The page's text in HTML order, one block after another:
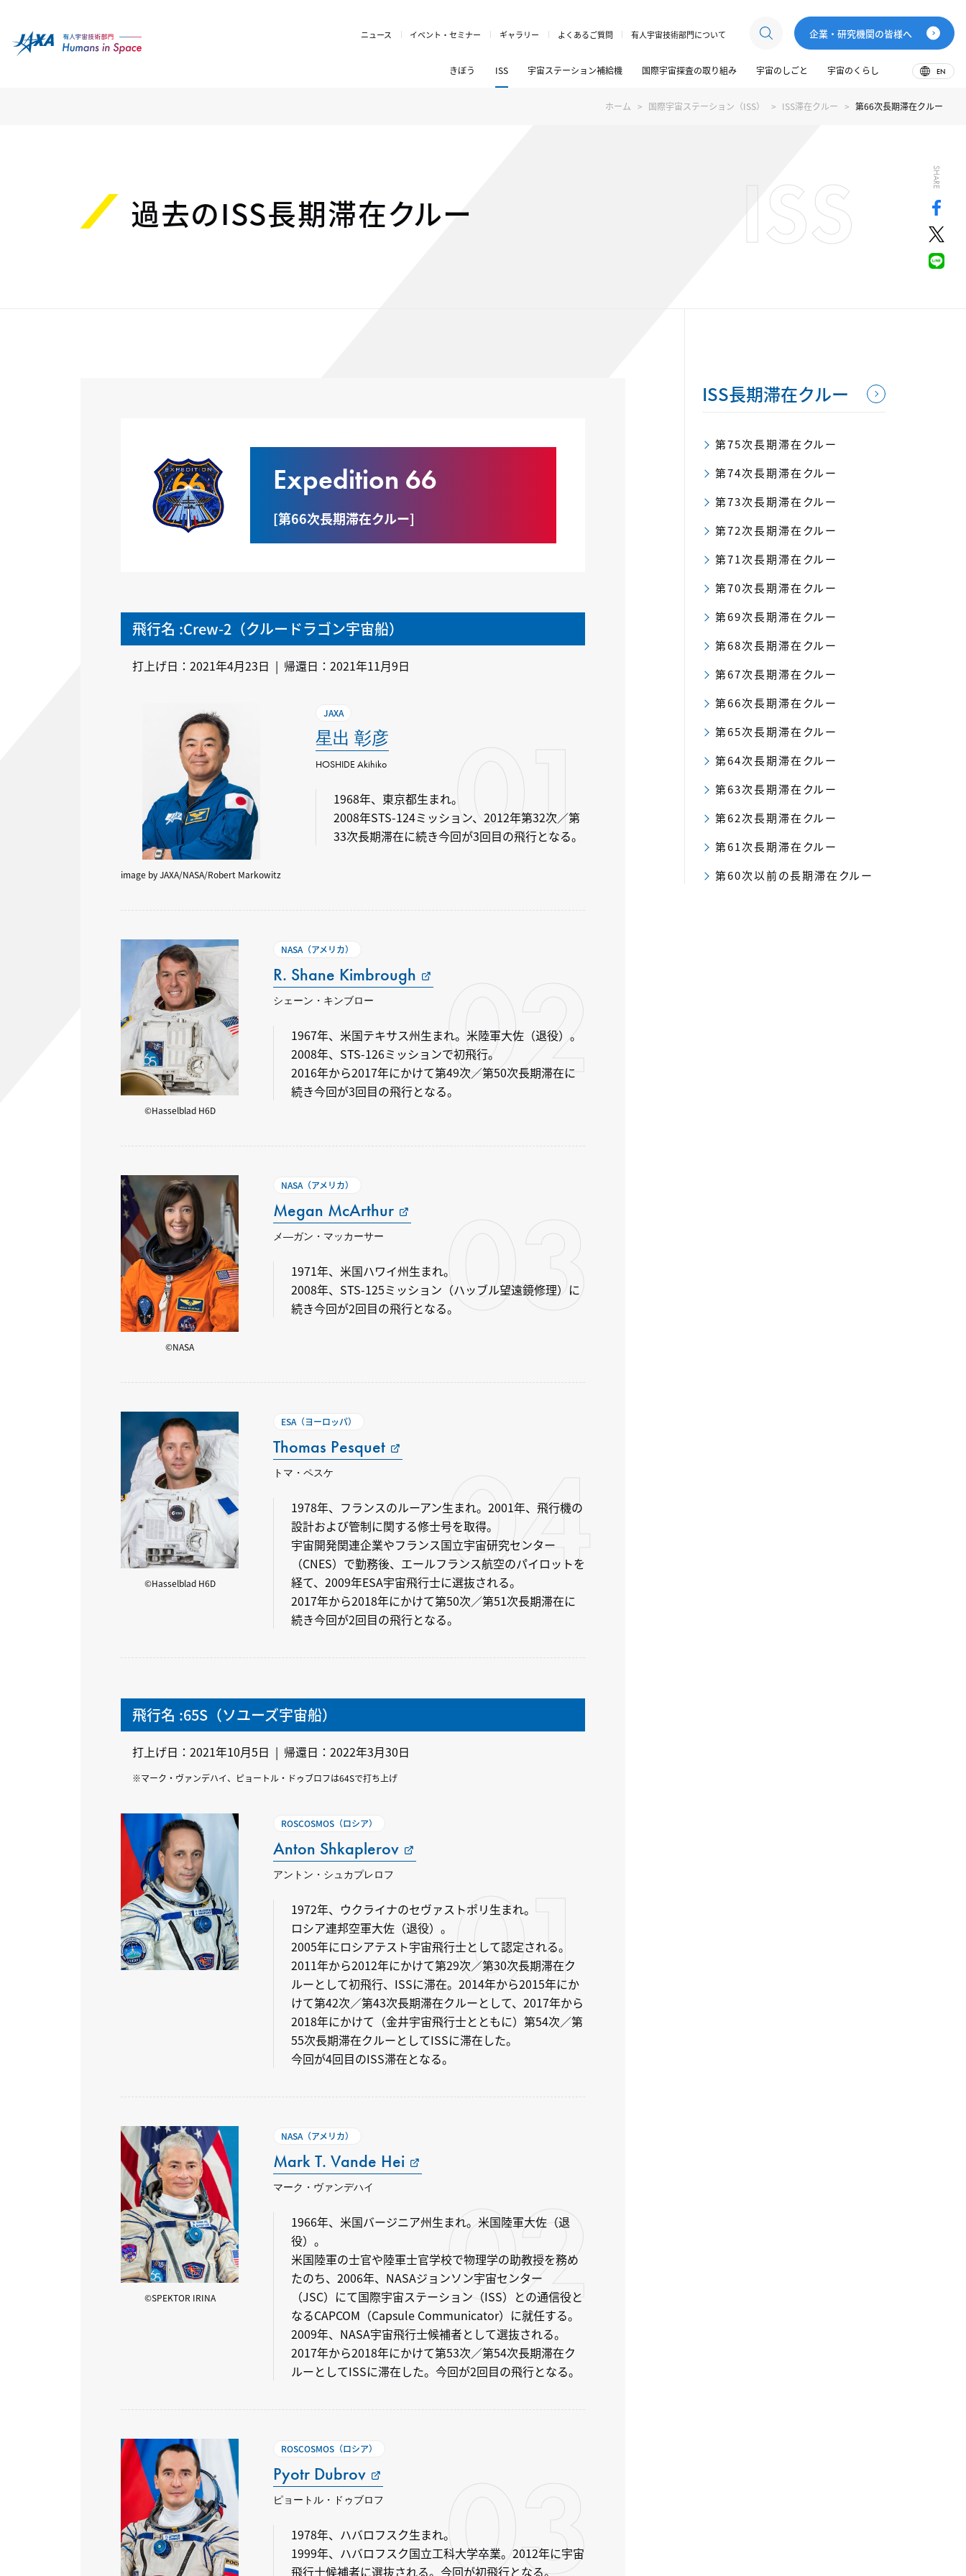
ニュース イベント・セミナー ギャラリー よくあるご質問 有人宇宙技術部門について 企業・研究機関の皆様へ
きぼう ISS 宇宙ステーション補給機 国際宇宙探査の取り組み 宇宙のしごと 宇宙のくらし EN
ホーム 国際宇宙ステーション（ISS） ISS滞在クルー 第66次長期滞在クルー
過去のISS長期滞在クルー ISS SHARE
Expedition 66
[第66次長期滞在クルー]
飛行名 :Crew-2（クルードラゴン宇宙船）
打上げ日：2021年4月23日 | 帰還日：2021年11月9日
image by JAXA/NASA/Robert Markowitz
JAXA
星出 彰彦
HOSHIDE Akihiko
1968年、東京都生まれ。
2008年STS-124ミッション、2012年第32次／第
33次長期滞在に続き今回が3回目の飛行となる。
01
©Hasselblad H6D
NASA（アメリカ）
R. Shane Kimbrough
シェーン・キンブロー
1967年、米国テキサス州生まれ。米陸軍大佐（退役）。
2008年、STS-126ミッションで初飛行。
2016年から2017年にかけて第49次／第50次長期滞在に
続き今回が3回目の飛行となる。02
©NASA
NASA（アメリカ）
Megan McArthur
メ―ガン・マッカーサー
1971年、米国ハワイ州生まれ。
2008年、STS-125ミッション（ハッブル望遠鏡修理）に
続き今回が2回目の飛行となる。03
©Hasselblad H6D
ESA（ヨーロッパ）
Thomas Pesquet
トマ・ペスケ
1978年、フランスのルーアン生まれ。2001年、飛行機の
設計および管制に関する修士号を取得。
宇宙開発関連企業やフランス国立宇宙研究センター
（CNES）で勤務後、エールフランス航空のパイロットを
経て、2009年ESA宇宙飛行士に選抜される。
2017年から2018年にかけて第50次／第51次長期滞在に
続き今回が2回目の飛行となる。
04
飛行名 :65S（ソユーズ宇宙船）
打上げ日：2021年10月5日 | 帰還日：2022年3月30日
※マーク・ヴァンデハイ、ピョートル・ドゥブロフは64Sで打ち上げ
ROSCOSMOS（ロシア）
Anton Shkaplerov
アントン・シュカプレロフ
1972年、ウクライナのセヴァストポリ生まれ。
ロシア連邦空軍大佐（退役）。
2005年にロシアテスト宇宙飛行士として認定される。
2011年から2012年にかけて第29次／第30次長期滞在ク
ルーとして初飛行、ISSに滞在。2014年から2015年にか
けて第42次／第43次長期滞在クルーとして、2017年から
2018年にかけて（金井宇宙飛行士とともに）第54次／第
55次長期滞在クルーとしてISSに滞在した。
今回が4回目のISS滞在となる。
01
©SPEKTOR IRINA
NASA（アメリカ）
Mark T. Vande Hei
マーク・ヴァンデハイ
1966年、米国バージニア州生まれ。米国陸軍大佐（退
役）。
米国陸軍の士官や陸軍士官学校で物理学の助教授を務め
たのち、2006年、NASAジョンソン宇宙センター
（JSC）にて国際宇宙ステーション（ISS）との通信役と
なるCAPCOM（Capsule Communicator）に就任する。
2009年、NASA宇宙飛行士候補者として選抜される。
2017年から2018年にかけて第53次／第54次長期滞在ク
ルーとしてISSに滞在した。今回が2回目の飛行となる。
02
ROSCOSMOS（ロシア）
Pyotr Dubrov
ピョートル・ドゥブロフ
1978年、ハバロフスク生まれ。
1999年、ハバロフスク国立工科大学卒業。2012年に宇宙
飛行士候補者に選抜される。今回が初飛行となる。
03
ISS長期滞在クルー
第75次長期滞在クルー
第74次長期滞在クルー
第73次長期滞在クルー
第72次長期滞在クルー
第71次長期滞在クルー
第70次長期滞在クルー
第69次長期滞在クルー
第68次長期滞在クルー
第67次長期滞在クルー
第66次長期滞在クルー
第65次長期滞在クルー
第64次長期滞在クルー
第63次長期滞在クルー
第62次長期滞在クルー
第61次長期滞在クルー
第60次以前の長期滞在クルー